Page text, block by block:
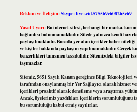
Reklam ve İletişim:Skype: live:.cid.575569c608265c69
Yasal Uyarı:Bu internet sitesi, herhangi bir marka,
bağlantısı bulunmamaktadır. Sitede yalnızca kendi
paylaşılmaktadır. Burada yer alan içerikler haber
ve kişiler hakkında paylaşım yapılmamaktadır. Gerçek
benzerlikleri tamamen tesadüfidir. Sitemizdeki bilgiler
taşımazlar.
Sitemiz, 5651 Sayılı Kanun gereğince Bilgi Teknolojileri
tarafından onaylanmış bir Yer Sağlayıcı olarak hizmet
içerikleri proaktif olarak denetleme veya araştırma
Ancak, üyelerimiz yazdıkları içeriklerin sorumluluğunu
bu sorumluluğu kabul etmiş sayılırlar.